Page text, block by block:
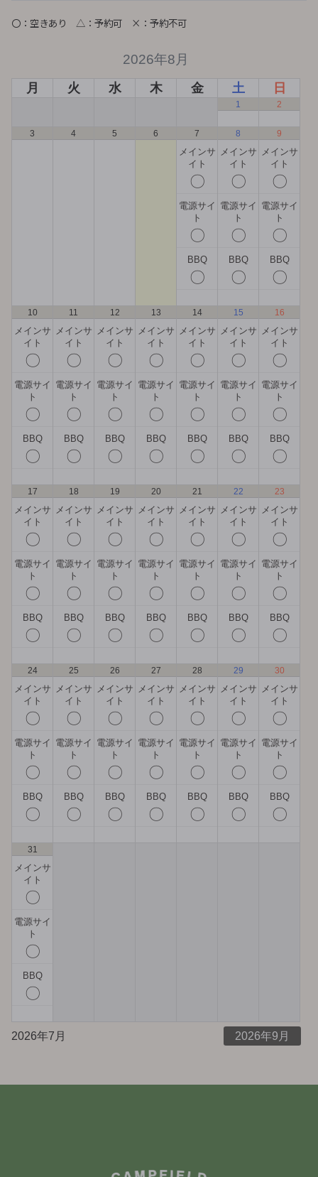
〇：空きあり △：予約可 ×：予約不可
2026年8月
月 火 水 木 金 土 日
1 2
3 4 5 6 7
メインサ
イト
〇
電源サイ
ト
〇
BBQ
〇
8
メインサ
イト
〇
電源サイ
ト
〇
BBQ
〇
9
メインサ
イト
〇
電源サイ
ト
〇
BBQ
〇
10
メインサ
イト
〇
電源サイ
ト
〇
BBQ
〇
11
メインサ
イト
〇
電源サイ
ト
〇
BBQ
〇
12
メインサ
イト
〇
電源サイ
ト
〇
BBQ
〇
13
メインサ
イト
〇
電源サイ
ト
〇
BBQ
〇
14
メインサ
イト
〇
電源サイ
ト
〇
BBQ
〇
15
メインサ
イト
〇
電源サイ
ト
〇
BBQ
〇
16
メインサ
イト
〇
電源サイ
ト
〇
BBQ
〇
17
メインサ
イト
〇
電源サイ
ト
〇
BBQ
〇
18
メインサ
イト
〇
電源サイ
ト
〇
BBQ
〇
19
メインサ
イト
〇
電源サイ
ト
〇
BBQ
〇
20
メインサ
イト
〇
電源サイ
ト
〇
BBQ
〇
21
メインサ
イト
〇
電源サイ
ト
〇
BBQ
〇
22
メインサ
イト
〇
電源サイ
ト
〇
BBQ
〇
23
メインサ
イト
〇
電源サイ
ト
〇
BBQ
〇
24
メインサ
イト
〇
電源サイ
ト
〇
BBQ
〇
25
メインサ
イト
〇
電源サイ
ト
〇
BBQ
〇
26
メインサ
イト
〇
電源サイ
ト
〇
BBQ
〇
27
メインサ
イト
〇
電源サイ
ト
〇
BBQ
〇
28
メインサ
イト
〇
電源サイ
ト
〇
BBQ
〇
29
メインサ
イト
〇
電源サイ
ト
〇
BBQ
〇
30
メインサ
イト
〇
電源サイ
ト
〇
BBQ
〇
31
メインサ
イト
〇
電源サイ
ト
〇
BBQ
〇
2026年7月 2026年9月